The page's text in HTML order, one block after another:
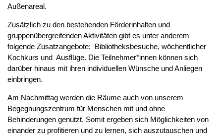
Außenareal.
Zusätzlich zu den bestehenden Förderinhalten und
gruppenübergreifenden Aktivitäten gibt es unter anderem
folgende Zusatzangebote: Bibliotheksbesuche, wöchentlicher
Kochkurs und Ausflüge. Die Teilnehmer*innen können sich
darüber hinaus mit ihren individuellen Wünsche und Anliegen
einbringen.
Am Nachmittag werden die Räume auch von unserem
Begegnungszentrum für Menschen mit und ohne
Behinderungen genutzt. Somit ergeben sich Möglichkeiten von
einander zu profitieren und zu lernen, sich auszutauschen und